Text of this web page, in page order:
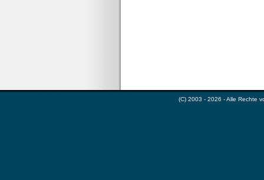
(C) 2003 - 2026 - Alle Rechte